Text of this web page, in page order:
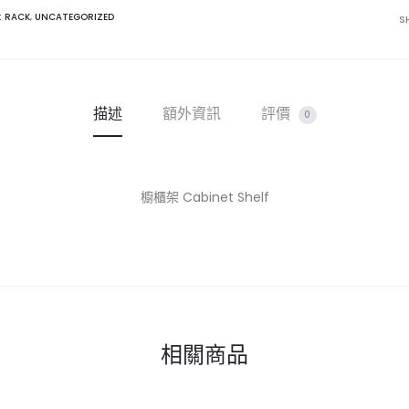
數
RACK, UNCATEGORIZED
描述 額外資訊 評價 0
櫥櫃架 Cabinet Shelf
相關商品